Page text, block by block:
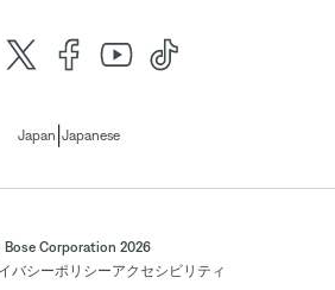
Japan Japanese
Corporation 2026
バシーポリシーアクセシビリティ